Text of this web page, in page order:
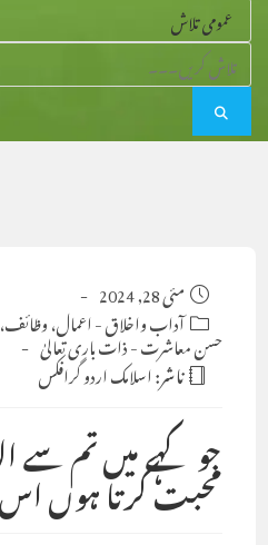
Post
published:
مئی 28, 2024
Post
category:
آداب واخلاق-اعمال، وظائف،
حسن معاشرت-ذات باری تعالیٰ
ناشر:اسلامک اردو گرافکس
جو کہے میں تم سے
محبت کرتا ہوں